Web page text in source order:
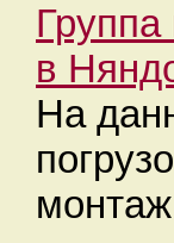
в
На